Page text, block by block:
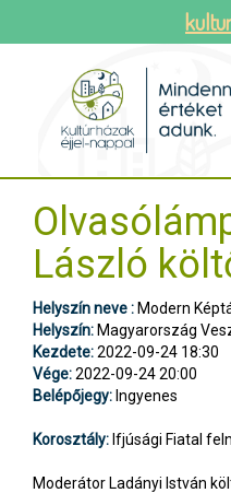
László
Helyszín neve : Modern
Helyszín: Magyarország
Kezdete:2022-09-24 18:30
Vége:2022-09-24 20:00
Belépőjegy: Ingyenes
Korosztály: Ifjúsági Fiatal
Moderátor Ladányi István